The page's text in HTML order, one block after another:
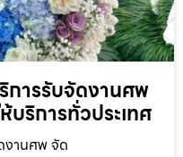
การรับจัดงานศพ
บริการทั่วประเทศ
งานศพ จัด